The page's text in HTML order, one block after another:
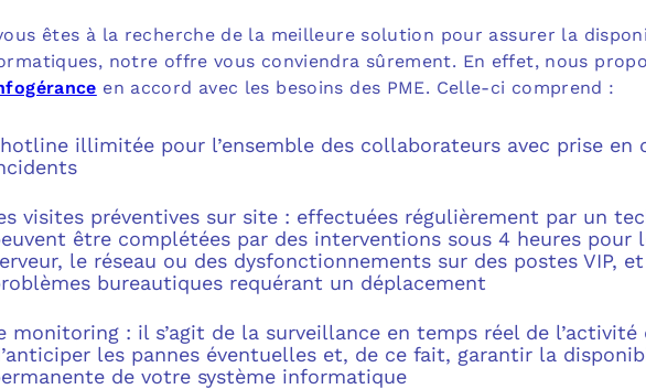
êtes à la recherche de la meilleure solution pour assurer la
notre offre vous conviendra sûrement. En effet, nous
en accord avec les besoins des PME. Celle-ci comprend :
illimitée pour l’ensemble des collaborateurs avec prise en
visites préventives sur site : effectuées régulièrement par un
être complétées par des interventions sous 4 heures pour
le réseau ou des dysfonctionnements sur des postes VIP,
bureautiques requérant un déplacement
monitoring : il s’agit de la surveillance en temps réel de l’activité
les pannes éventuelles et, de ce fait, garantir la
de votre système informatique